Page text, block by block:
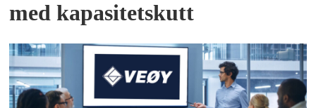
med kapasitetskutt